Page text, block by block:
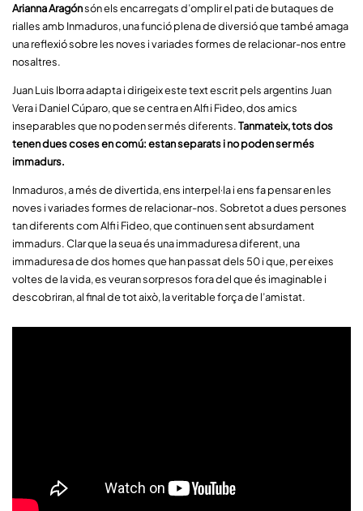
Arianna Aragónsón els encarregats d’omplir el pati de butaques de
rialles amb Inmaduros, una funció plena de diversió que també amaga
una reflexió sobre les noves i variades formes de relacionar-nos entre
nosaltres.
Juan Luis Iborra adapta i dirigeix este text escrit pels argentins Juan
Vera i Daniel Cúparo, que se centra en Alfi i Fideo, dos amics
inseparables que no poden ser més diferents.Tanmateix, tots dos
tenen dues coses en comú: estan separats i no poden ser més
immadurs.
Inmaduros, a més de divertida, ens interpel·la i ens fa pensar en les
noves i variades formes de relacionar-nos. Sobretot a dues persones
tan diferents com Alfi i Fideo, que continuen sent absurdament
immadurs. Clar que la seua és una immaduresa diferent, una
immaduresa de dos homes que han passat dels 50 i que, per eixes
voltes de la vida, es veuran sorpresos fora del que és imaginable i
descobriran, al final de tot això, la veritable força de l’amistat.